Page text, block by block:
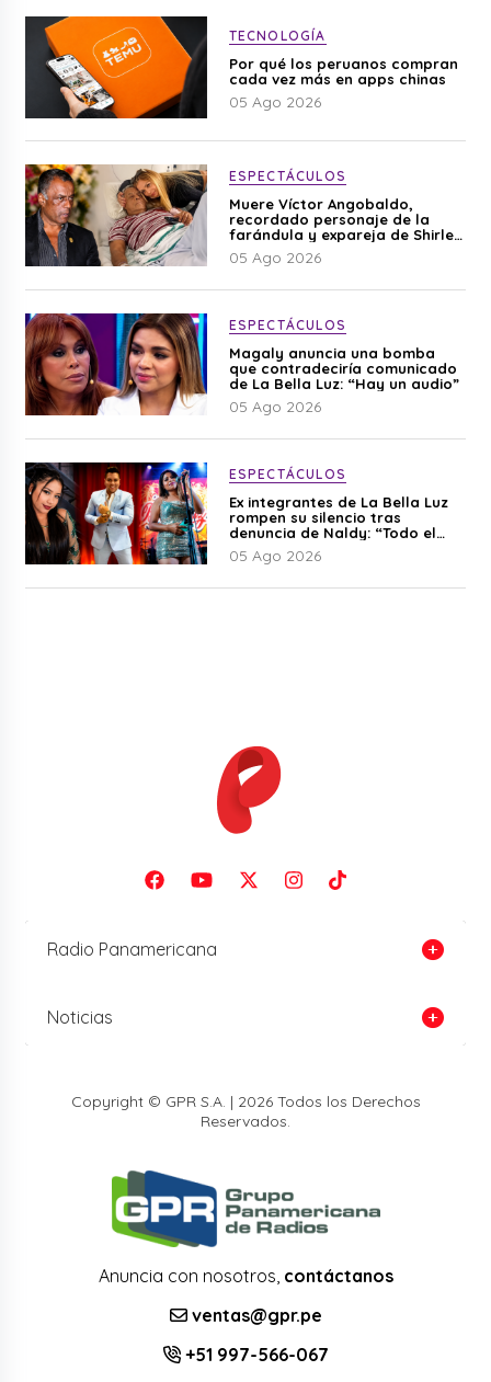
TECNOLOGÍA
Por qué los peruanos compran
cada vez más en apps chinas
05 Ago 2026
ESPECTÁCULOS
Muere Víctor Angobaldo,
recordado personaje de la
farándula y expareja de Shirley
Cherres
05 Ago 2026
ESPECTÁCULOS
Magaly anuncia una bomba
que contradeciría comunicado
de La Bella Luz: “Hay un audio”
05 Ago 2026
ESPECTÁCULOS
Ex integrantes de La Bella Luz
rompen su silencio tras
denuncia de Naldy: “Todo el
mundo lo sabía”
05 Ago 2026
Radio Panamericana
Noticias
Copyright © GPR S.A. | 2026 Todos los Derechos
Reservados.
Anuncia con nosotros, contáctanos
ventas@gpr.pe
+51 997-566-067